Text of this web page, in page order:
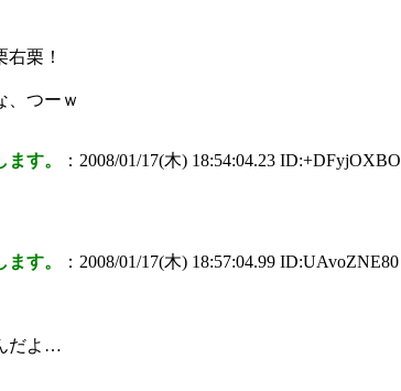
栗！
、つーｗ
す。 ：2008/01/17(木) 18:54:04.23 ID:+DFyjOXBO
す。 ：2008/01/17(木) 18:57:04.99 ID:UAvoZNE80
だよ…